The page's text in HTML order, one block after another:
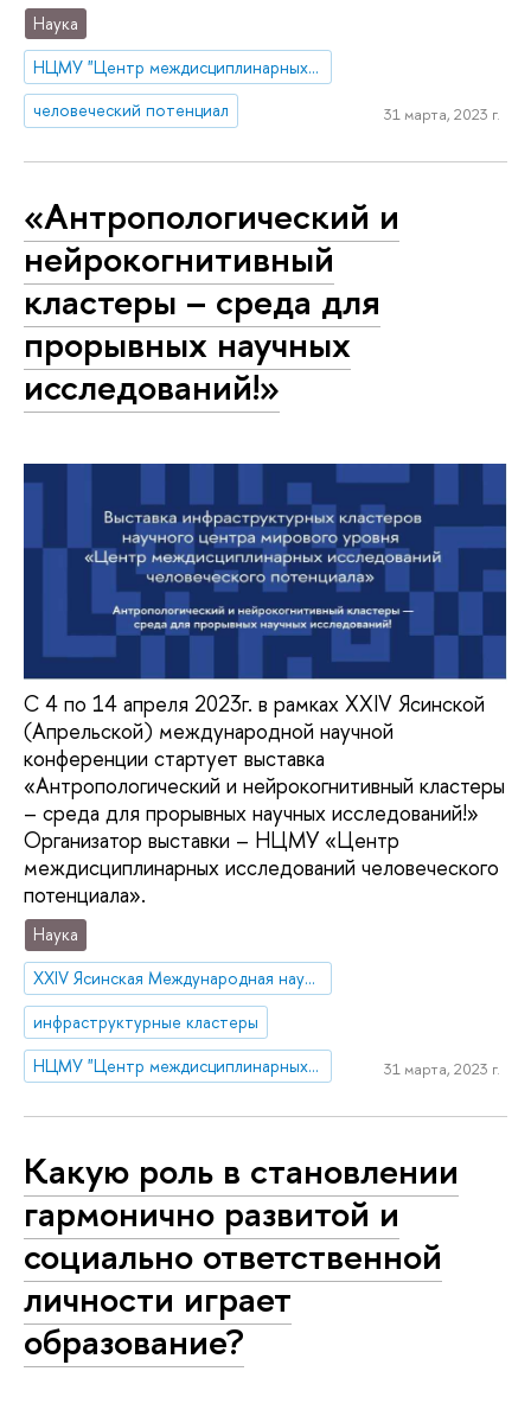
Наука
НЦМУ "Центр междисциплинарных исследований человеческого потенциала"
человеческий потенциал
31 марта, 2023 г.
«Антропологический и
нейрокогнитивный
кластеры – среда для
прорывных научных
исследований!»
С 4 по 14 апреля 2023г. в рамках XXIV Ясинской
(Апрельской) международной научной
конференции стартует выставка
«Антропологический и нейрокогнитивный кластеры
– среда для прорывных научных исследований!»
Организатор выставки – НЦМУ «Центр
междисциплинарных исследований человеческого
потенциала».
Наука
XXIV Ясинская Международная научная конференция
инфраструктурные кластеры
НЦМУ "Центр междисциплинарных исследований человеческого потенциала"
31 марта, 2023 г.
Какую роль в становлении
гармонично развитой и
социально ответственной
личности играет
образование?